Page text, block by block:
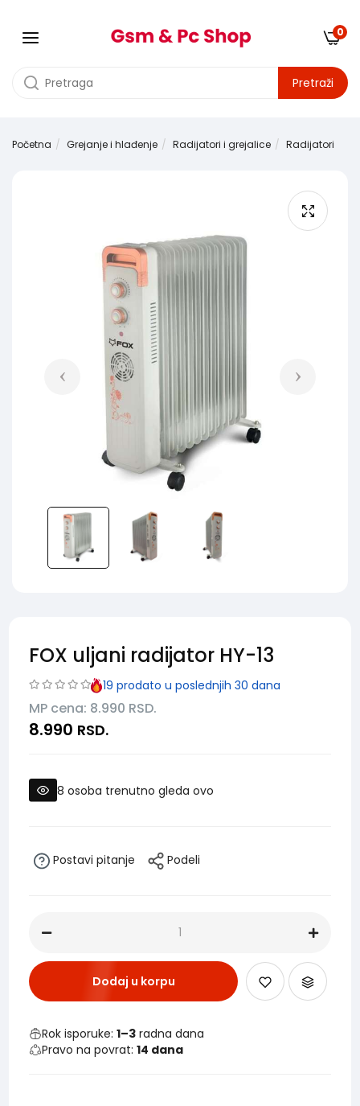
Pretraži
0
Početna Grejanje i hlađenje Radijatori i grejalice Radijatori
FOX uljani radijator HY-13
19 prodato u poslednjih 30 dana
MP cena: 8.990 RSD.
8.990 RSD.
8 osoba trenutno gleda ovo
Postavi pitanje Podeli
Dodaj u korpu
Rok isporuke:1–3 radna dana
Pravo na povrat:14 dana